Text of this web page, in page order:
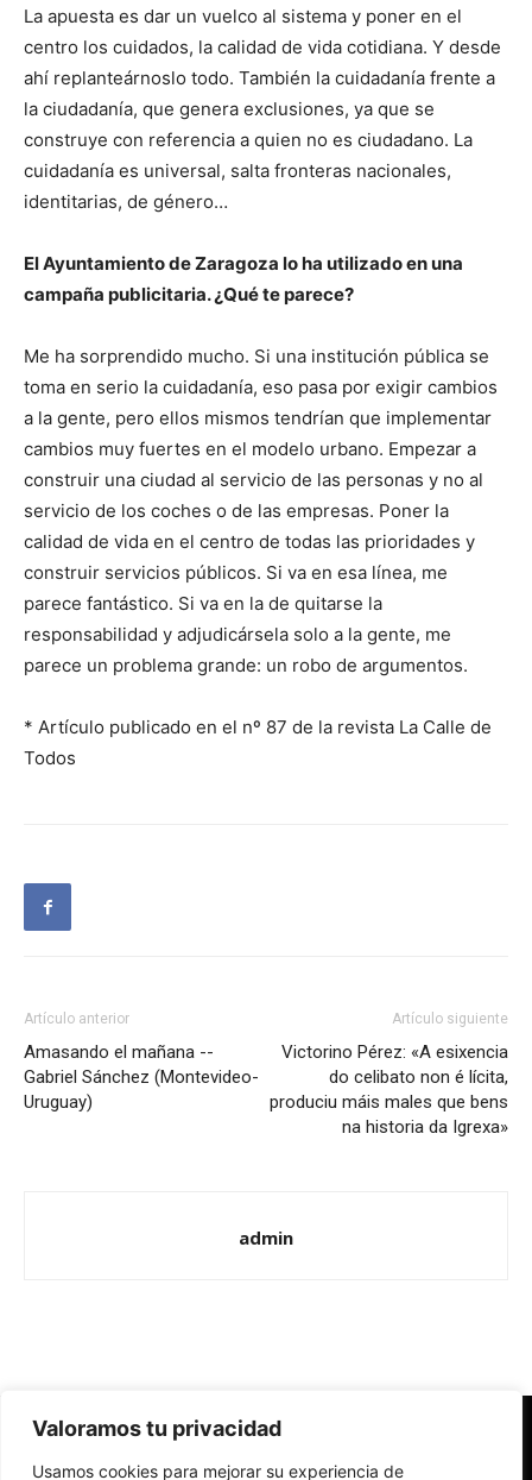
Valoramos tu privacidad
Usamos cookies para mejorar su experiencia de
La apuesta es dar un vuelco al sistema y poner en el
centro los cuidados, la calidad de vida cotidiana. Y desde
ahí replanteárnoslo todo. También la cuidadanía frente a
la ciudadanía, que genera exclusiones, ya que se
construye con referencia a quien no es ciudadano. La
cuidadanía es universal, salta fronteras nacionales,
identitarias, de género…
El Ayuntamiento de Zaragoza lo ha utilizado en una
campaña publicitaria. ¿Qué te parece?
Me ha sorprendido mucho. Si una institución pública se
toma en serio la cuidadanía, eso pasa por exigir cambios
a la gente, pero ellos mismos tendrían que implementar
cambios muy fuertes en el modelo urbano. Empezar a
construir una ciudad al servicio de las personas y no al
servicio de los coches o de las empresas. Poner la
calidad de vida en el centro de todas las prioridades y
construir servicios públicos. Si va en esa línea, me
parece fantástico. Si va en la de quitarse la
responsabilidad y adjudicársela solo a la gente, me
parece un problema grande: un robo de argumentos.
* Artículo publicado en el nº 87 de la revista La Calle de
Todos
Artículo anterior
Amasando el mañana --
Gabriel Sánchez (Montevideo-
Uruguay)
Artículo siguiente
Victorino Pérez: «A esixencia
do celibato non é lícita,
produciu máis males que bens
na historia da Igrexa»
admin
Redes Cristianas
Una mirada alternativa sobre la Iglesia católica y la sociedad